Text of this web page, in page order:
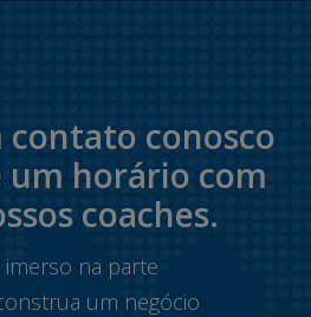
contato conosco
um horário com
coaches.
imerso na parte
um negócio